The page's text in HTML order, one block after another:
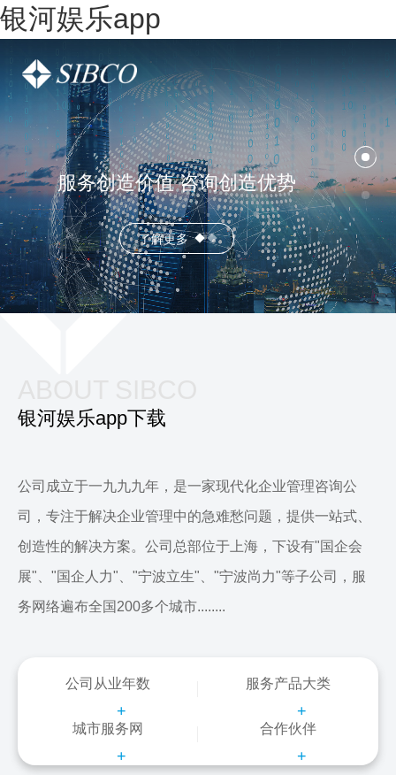
银河娱乐app
服务创造价值 咨询创造优势
了解更多
银河娱乐app下载
公司成立于一九九九年，是一家现代化企业管理咨询公
司，专注于解决企业管理中的急难愁问题，提供一站式、
创造性的解决方案。公司总部位于上海，下设有"国企会
展"、"国企人力"、"宁波立生"、"宁波尚力"等子公司，服
务网络遍布全国200多个城市........
公司从业年数
+
服务产品大类
+
城市服务网
+
合作伙伴
+